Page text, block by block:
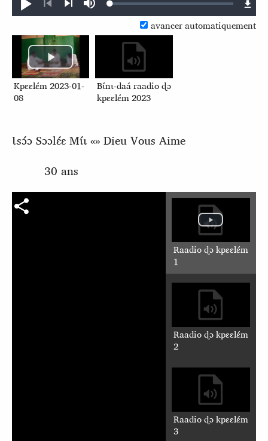
Ɖʊʊ́ búsuLoaded:
0.05%
avancer automatiquement
Kpɛɛlɛ́m 2023-01-
08
Bɩ́nɩ‑daá raadio ɖɔ
kpɛɛlɛ́m 2023
Ɩsɔ́ɔ Sɔɔlɛ́ɛ Mɩ́ɩ «» Dieu Vous Aime
30 ans
Raadio ɖɔ kpɛɛlɛ́m
1
Raadio ɖɔ kpɛɛlɛ́m
2
Raadio ɖɔ kpɛɛlɛ́m
3